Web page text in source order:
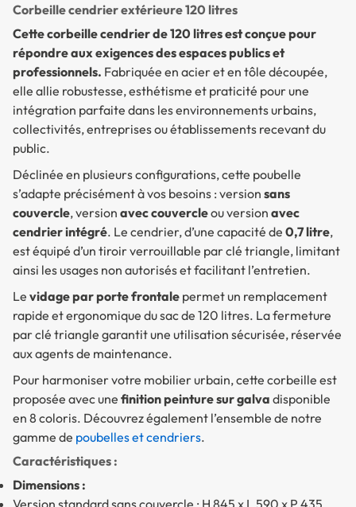
Corbeille cendrier extérieure 120 litres
Cette corbeille cendrier de 120 litres est conçue pour
répondre aux exigences des espaces publics et
professionnels. Fabriquée en acier et en tôle découpée,
elle allie robustesse, esthétisme et praticité pour une
intégration parfaite dans les environnements urbains,
collectivités, entreprises ou établissements recevant du
public.
Déclinée en plusieurs configurations, cette poubelle
s’adapte précisément à vos besoins : version sans
couvercle, version avec couvercleou version avec
cendrier intégré. Le cendrier, d’une capacité de 0,7 litre,
est équipé d’un tiroir verrouillable par clé triangle, limitant
ainsi les usages non autorisés et facilitant l’entretien.
Le vidage par porte frontale permet un remplacement
rapide et ergonomique du sac de 120 litres. La fermeture
par clé triangle garantit une utilisation sécurisée, réservée
aux agents de maintenance.
Pour harmoniser votre mobilier urbain, cette corbeille est
proposée avec une finition peinture sur galva disponible
en 8 coloris. Découvrez également l’ensemble de notre
gamme de poubelles et cendriers.
Caractéristiques :
Dimensions :
Version standard sans couvercle : H 845 x L 590 x P 435